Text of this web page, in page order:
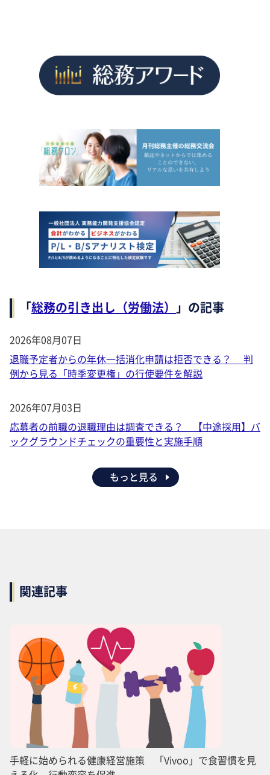
「総務の引き出し（労働法） 」の記事
2026年08月07日
退職予定者からの年休一括消化申請は拒否できる？ 判
例から見る「時季変更権」の行使要件を解説
2026年07月03日
応募者の前職の退職理由は調査できる？ 【中途採用】バ
ックグラウンドチェックの重要性と実施手順
もっと見る
関連記事
手軽に始められる健康経営施策 「Vivoo」で食習慣を見